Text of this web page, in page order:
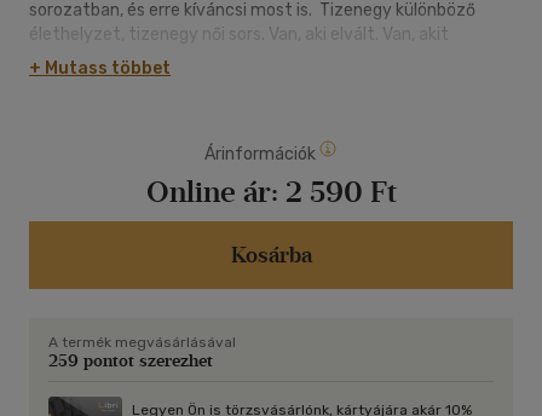
sorozatban, és erre kíváncsi most is. Tizenegy különböző
élethelyzet, tizenegy női sors. Van, aki elvált. Van, akit
elhagytak. Van igazi nagy túlélő és újrakezdő is. Sokféle
család és párkapcsolat, és ezerféle személyes tragédia. Ami
Mindez egy végtelenül empatikus, a szereplők minden
rezdülésére figyelő újságíró szemén keresztül tárul elénk.
Hadas Krisztina elképesztő odafigyeléssel fordul
interjúalanyai felé: úgy igyekszik megérteni személyes
történetüket, korlátaikat és gyarlóságaikat, s úgy éli át
+ Mutass többet
Árinformációk
Online ár: 2 590 Ft
Kosárba
A termék megvásárlásával
259 pontot szerezhet
Legyen Ön is törzsvásárlónk, kártyájára akár 10%